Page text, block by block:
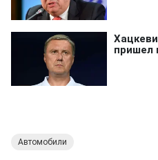
Автомобили